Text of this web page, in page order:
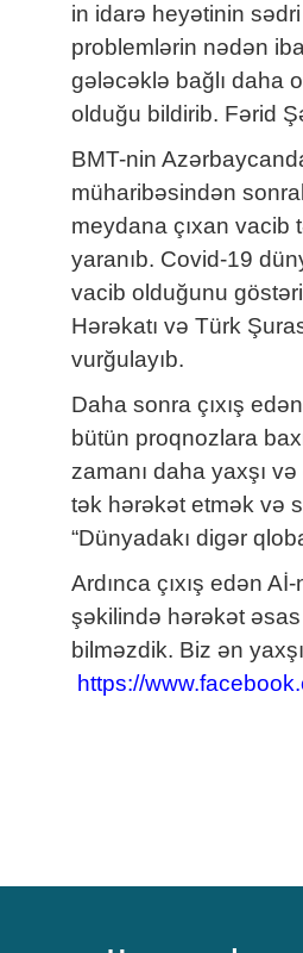
in idarə heyətinin sədri
problemlərin nədən
gələcəklə bağlı daha
olduğu bildirib. Fərid
BMT-nin
müharibəsindən
meydana çıxan vacib
yaranıb. Covid-19
vacib olduğunu
Hərəkatı və Türk
vurğulayıb.
Daha sonra çıxış
bütün proqnozlara
zamanı daha yaxşı
tək hərəkət etmək və
“Dünyadakı digər
Ardınca çıxış edən
şəkilində hərəkət əsas
bilməzdik. Biz ən
https://